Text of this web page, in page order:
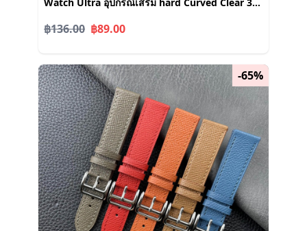
฿136.00 ฿89.00
-65%